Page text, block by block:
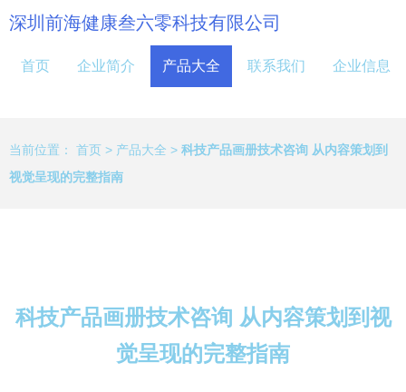
深圳前海健康叁六零科技有限公司
首页 企业简介 产品大全 联系我们 企业信息
当前位置： 首页 > 产品大全 > 科技产品画册技术咨询 从内容策划到
视觉呈现的完整指南
科技产品画册技术咨询 从内容策划到视
觉呈现的完整指南